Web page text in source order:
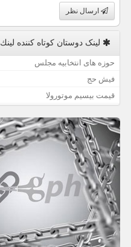
ارسال نظر
لینک دوستان كوتاه كننده لینك
حوزه های انتخابیه مجلس
فیش حج
قیمت بیسیم موتورولا